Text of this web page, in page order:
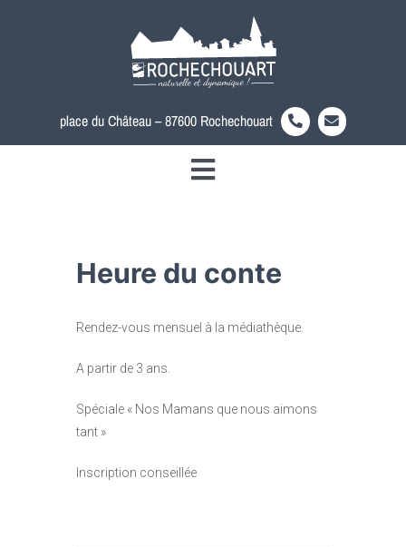
place du Château – 87600 Rochechouart
Toggle
Au quotidien
Accès rapide
Rechercher:
Heure du conte
Rendez-vous mensuel à la médiathèque.
A partir de 3 ans.
Spéciale « Nos Mamans que nous aimons
tant »
Inscription conseillée